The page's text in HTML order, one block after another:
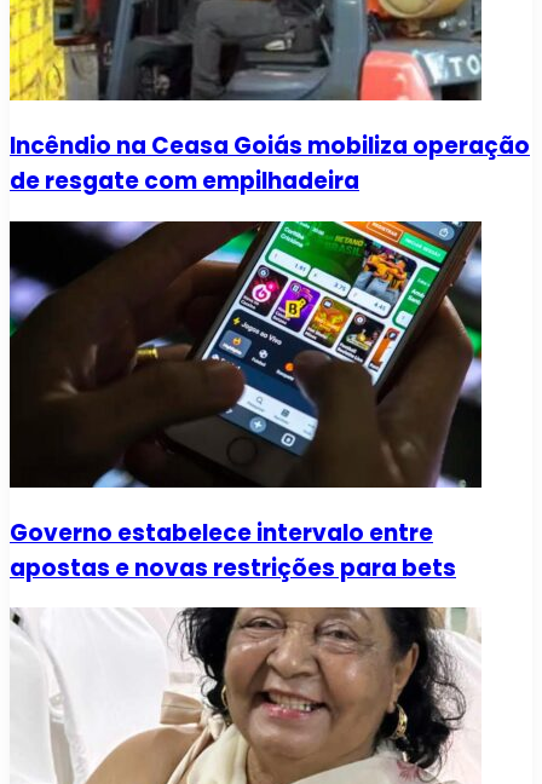
Incêndio na Ceasa Goiás mobiliza operação
de resgate com empilhadeira
Governo estabelece intervalo entre
apostas e novas restrições para bets